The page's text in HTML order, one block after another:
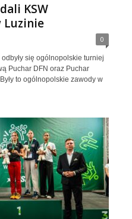
KSW
Luzinie
0
się ogólnopolskie turniej
Puchar DFN oraz Puchar
to ogólnopolskie zawody w